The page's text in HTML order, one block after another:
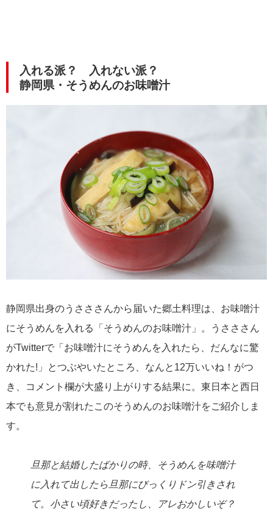
入れる派？ 入れない派？
静岡県・そうめんのお味噌汁
静岡県出身のうさささんから届いた郷土料理は、お味噌汁
にそうめんを入れる「そうめんのお味噌汁」。うさささん
がTwitterで「お味噌汁にそうめんを入れたら、だんなに驚
かれた!」とつぶやいたところ、なんと12万いいね！がつ
き、コメント欄が大盛り上がりする結果に。東日本と西日
本でも意見が割れたこのそうめんのお味噌汁をご紹介しま
す。
旦那と結婚したばかりの時、そうめんを味噌汁
に入れて出したら旦那にびっくりドン引きされ
て。小さい頃好きだったし、アレおかしいぞ？